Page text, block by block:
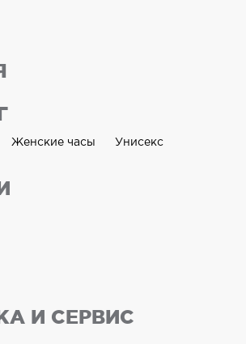
Женские часы Унисекс
И СЕРВИС